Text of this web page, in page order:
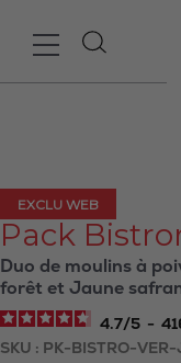
Pack
EXCLU WEB
Duo de moulins à
forêt et Jaune
SKU PK-BISTRO-
4.7/5 -